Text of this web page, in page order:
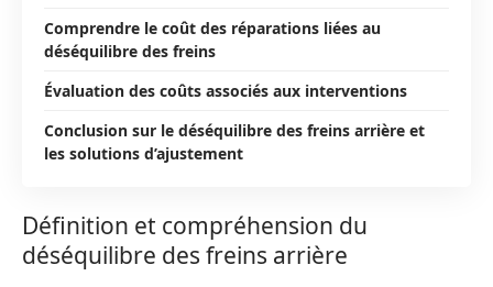
Comprendre le coût des réparations liées au
déséquilibre des freins
Évaluation des coûts associés aux interventions
Conclusion sur le déséquilibre des freins arrière et
les solutions d’ajustement
Définition et compréhension du
déséquilibre des freins arrière